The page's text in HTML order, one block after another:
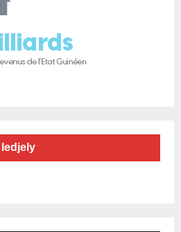
ledjely